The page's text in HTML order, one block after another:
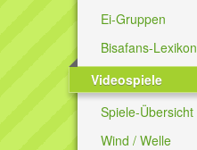
Ei-Gruppen
Bisafans-Lexikon
Videospiele
Spiele-Übersicht
Wind / Welle